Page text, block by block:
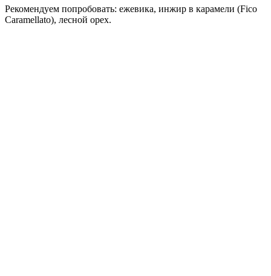
Рекомендуем попробовать: ежевика, инжир в карамели (Fico
Caramellato), лесной орех.